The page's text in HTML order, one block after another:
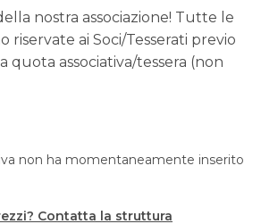
nostra associazione! Tutte le
riservate ai Soci/Tesserati previo
quota associativa/tessera (non
non ha momentaneamente inserito
Contatta la struttura